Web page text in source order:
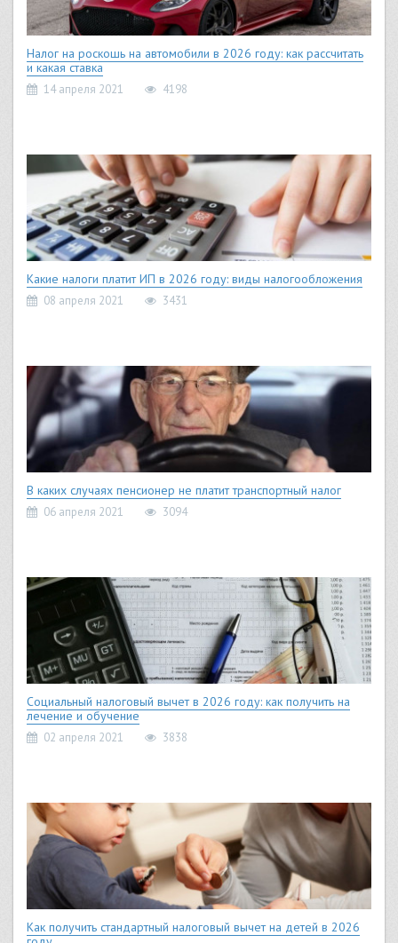
Налог на роскошь на автомобили в 2026 году: как рассчитать
и какая ставка
14 апреля 2021 4198
Какие налоги платит ИП в 2026 году: виды налогообложения
08 апреля 2021 3431
В каких случаях пенсионер не платит транспортный налог
06 апреля 2021 3094
Социальный налоговый вычет в 2026 году: как получить на
лечение и обучение
02 апреля 2021 3838
Как получить стандартный налоговый вычет на детей в 2026